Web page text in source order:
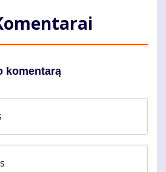
komentarą